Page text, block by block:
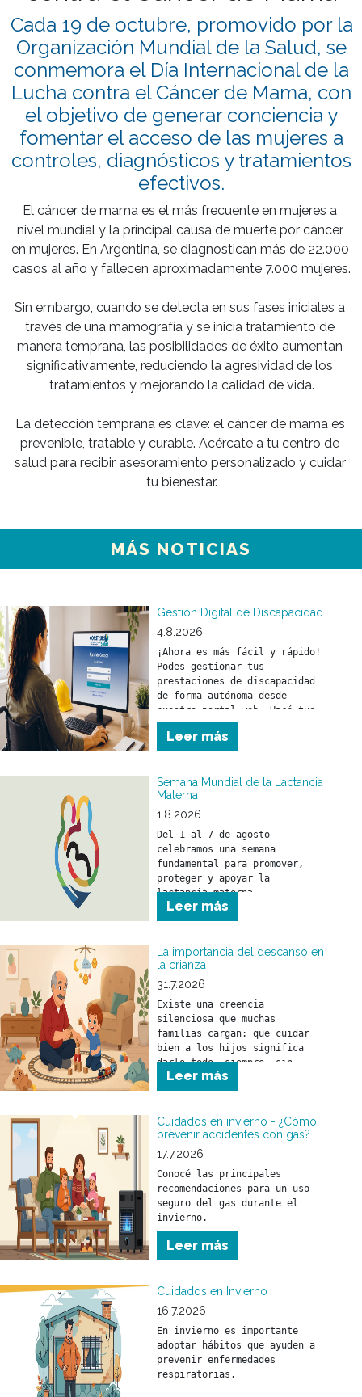
Cada 19 de octubre, promovido por la
Organización Mundial de la Salud, se
conmemora el Día Internacional de la
Lucha contra el Cáncer de Mama, con
el objetivo de generar conciencia y
fomentar el acceso de las mujeres a
controles, diagnósticos y tratamientos
efectivos.
El cáncer de mama es el más frecuente en mujeres a
nivel mundial y la principal causa de muerte por cáncer
en mujeres. En Argentina, se diagnostican más de 22.000
casos al año y fallecen aproximadamente 7.000 mujeres.
Sin embargo, cuando se detecta en sus fases iniciales a
través de una mamografía y se inicia tratamiento de
manera temprana, las posibilidades de éxito aumentan
significativamente, reduciendo la agresividad de los
tratamientos y mejorando la calidad de vida.
La detección temprana es clave: el cáncer de mama es
prevenible, tratable y curable. Acércate a tu centro de
salud para recibir asesoramiento personalizado y cuidar
MÁS NOTICIAS
Gestión Digital de Discapacidad
4.8.2026
¡Ahora es más fácil y rápido!
Podes gestionar tus
prestaciones de discapacidad
de forma autónoma desde
nuestro portal web. Hacé tus
trámites en el momento que lo
necesites y sin moverte de tu
casa.
Leer más
Semana Mundial de la Lactancia
Materna
1.8.2026
Del 1 al 7 de agosto
celebramos una semana
fundamental para promover,
proteger y apoyar la
lactancia materna.
Leer más
La importancia del descanso en
la crianza
31.7.2026
Existe una creencia
silenciosa que muchas
familias cargan: que cuidar
bien a los hijos significa
darlo todo, siempre, sin
parar.
Leer más
Cuidados en invierno - ¿Cómo
prevenir accidentes con gas?
17.7.2026
Conocé las principales
recomendaciones para un uso
seguro del gas durante el
invierno.
Leer más
Cuidados en Invierno
16.7.2026
En invierno es importante
adoptar hábitos que ayuden a
prevenir enfermedades
respiratorias.